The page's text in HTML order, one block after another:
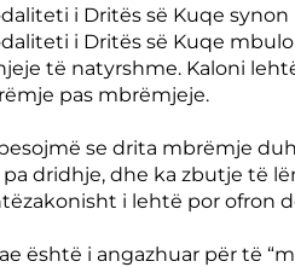
i Dritës së Kuqe
i Dritës së Kuqe
të natyrshme. Kaloni
pas mbrëmjeje.
se drita mbrëmje
pa dridhje, dhe ka zbutje të
i lehtë por ofron
është i angazhuar për të